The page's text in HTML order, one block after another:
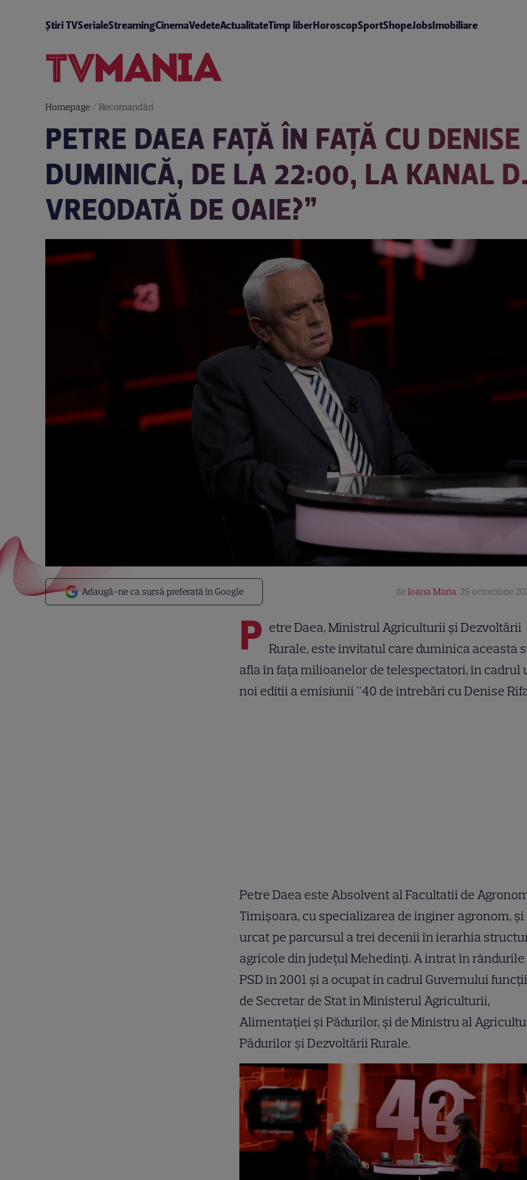
Știri TVSerialeStreamingCinemaVedeteActualitateTimp liberHoroscopSportShopeJobsImobiliare
Homepage/ Recomandări
PETRE DAEA FAŢĂ ÎN FAŢĂ CU
DUMINICĂ, DE LA 22:00, LA KANAL
VREODATĂ DE OAIE?”
Adaugă-ne ca sursă preferată în Google deIoana Maria, 29 octombrie
P etre Daea, Ministrul Agriculturii şi Dezvoltării
Rurale, este invitatul care duminica aceasta
afla în faţa milioanelor de telespectatori, în cadrul
noi editii a emisiunii "40 de intrebări cu Denise
Petre Daea este Absolvent al Facultatii de
Timişoara, cu specializarea de inginer agronom, şi
urcat pe parcursul a trei decenii în ierarhia
agricole din judeţul Mehedinţi. A intrat în rândurile
PSD în 2001 şi a ocupat in cadrul Guvernului
de Secretar de Stat în Ministerul Agriculturii,
Alimentaţiei şi Pădurilor, şi de Ministru al
Pădurilor şi Dezvoltării Rurale.